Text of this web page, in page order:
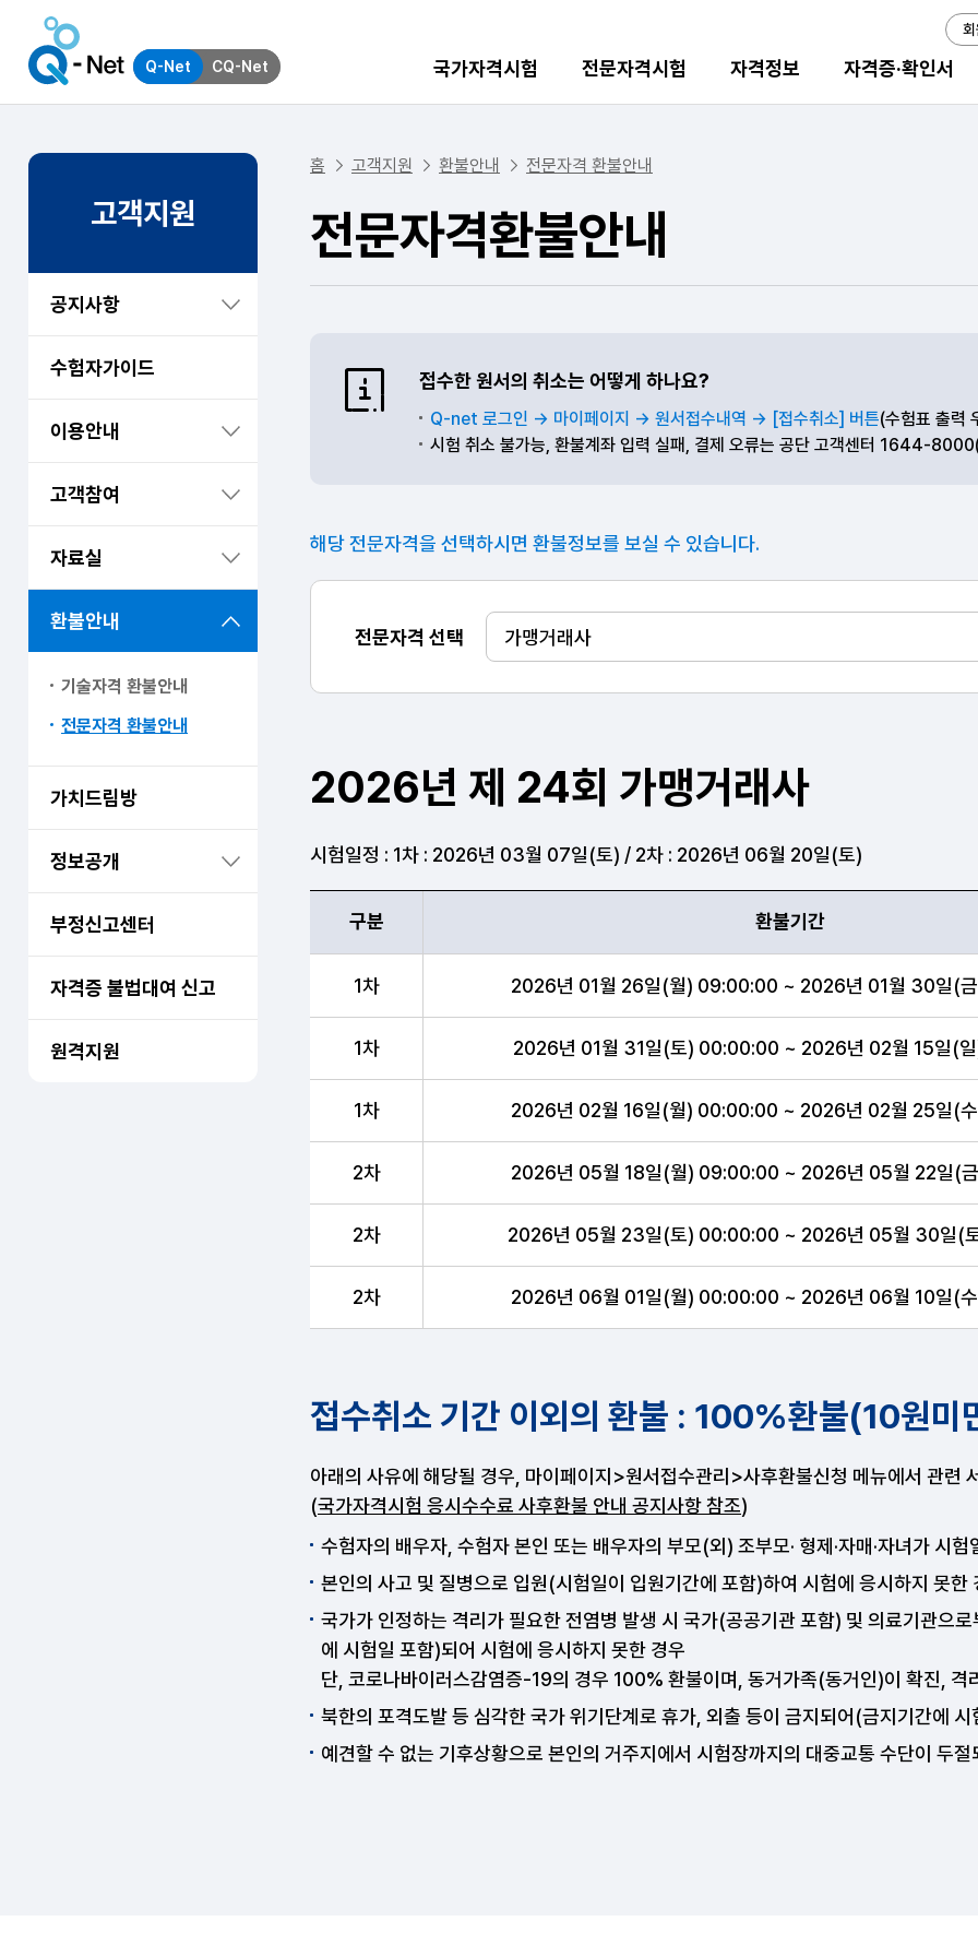
Q-Net CQ-Net 국가자격시험 전문자격시험 자격정보 자격증·확인서
고객지원
공지사항
수험자가이드
이용안내
고객참여
자료실
환불안내
기술자격 환불안내
전문자격 환불안내
가치드림방
정보공개
부정신고센터
자격증 불법대여 신고
원격지원
홈 고객지원 환불안내 전문자격 환불안내
전문자격환불안내
접수한 원서의 취소는 어떻게 하나요?
Q-net 로그인 → 마이페이지 → 원서접수내역 → [접수취소] 버튼(수험표 출력
시험 취소 불가능, 환불계좌 입력 실패, 결제 오류는 공단 고객센터 1644-
해당 전문자격을 선택하시면 환불정보를 보실 수 있습니다.
전문자격 선택
2026년 제 24회 가맹거래사
시험일정 : 1차 : 2026년 03월 07일(토) / 2차 : 2026년 06월 20일(토)
구분 환불기간
1차 2026년 01월 26일(월) 09:00:00 ~ 2026년 01월 30일(
1차 2026년 01월 31일(토) 00:00:00 ~ 2026년 02월 15일(
1차 2026년 02월 16일(월) 00:00:00 ~ 2026년 02월 25일(
2차 2026년 05월 18일(월) 09:00:00 ~ 2026년 05월 22일(
2차 2026년 05월 23일(토) 00:00:00 ~ 2026년 05월 30일(
2차 2026년 06월 01일(월) 00:00:00 ~ 2026년 06월 10일(
접수취소 기간 이외의 환불 : 100%환불(10원미
아래의 사유에 해당될 경우, 마이페이지>원서접수관리>사후환불신청 메뉴에서 관련
(국가자격시험 응시수수료 사후환불 안내 공지사항 참조)
수험자의 배우자, 수험자 본인 또는 배우자의 부모(외) 조부모· 형제·자매·자녀가 시
본인의 사고 및 질병으로 입원(시험일이 입원기간에 포함)하여 시험에 응시하지 못한
국가가 인정하는 격리가 필요한 전염병 발생 시 국가(공공기관 포함) 및 의료기관으
에 시험일 포함)되어 시험에 응시하지 못한 경우
단, 코로나바이러스감염증-19의 경우 100% 환불이며, 동거가족(동거인)이 확진, 격
북한의 포격도발 등 심각한 국가 위기단계로 휴가, 외출 등이 금지되어(금지기간에
예견할 수 없는 기후상황으로 본인의 거주지에서 시험장까지의 대중교통 수단이 두